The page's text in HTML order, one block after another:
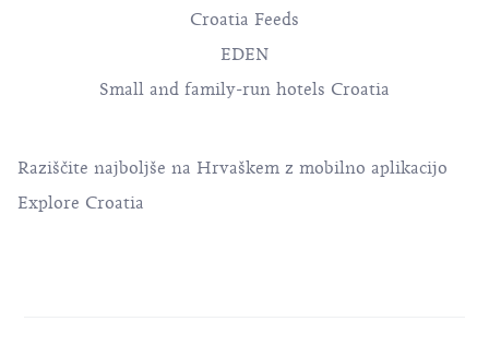
Croatia Feeds
EDEN
Small and family-run hotels Croatia
Raziščite najboljše na Hrvaškem z mobilno aplikacijo
Explore Croatia